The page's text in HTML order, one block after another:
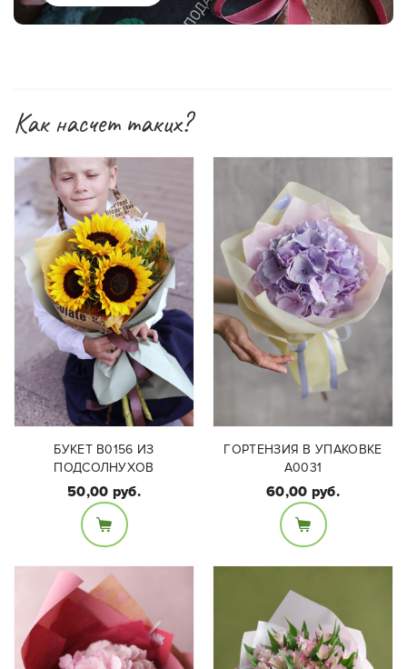
Как насчет таких?
Состав букета:
Подсолнухи 3 шт
БУКЕТ B0156 ИЗ
ПОДСОЛНУХОВ
50,00 руб.
Оформление:
Корейская матовая
пленка ,декоративная
лента. Может быть
оформлена, исходя из
Ваших предпочтений.
ГОРТЕНЗИЯ В УПАКОВКЕ
А0031
60,00 руб.